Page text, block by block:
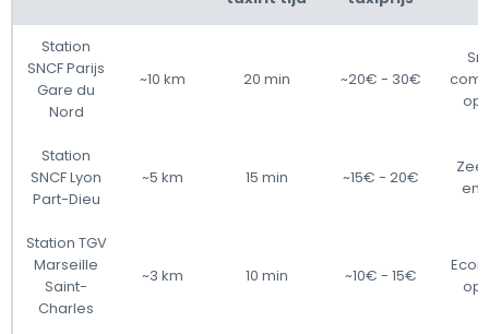
Station
SNCF Parijs
Gare du
Nord
~10 km 20 min ~20€ - 30€
Station
SNCF Lyon
Part-Dieu
~5 km 15 min ~15€ - 20€
en
Station TGV
Marseille
Saint-
Charles
~3 km 10 min ~10€ - 15€